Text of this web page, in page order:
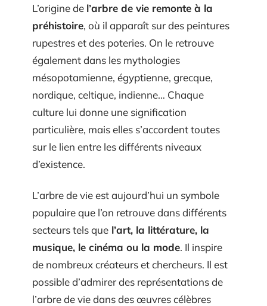
L’origine de l’arbre de vie remonte à la
préhistoire, où il apparaît sur des peintures
rupestres et des poteries. On le retrouve
également dans les mythologies
mésopotamienne, égyptienne, grecque,
nordique, celtique, indienne… Chaque
culture lui donne une signification
particulière, mais elles s’accordent toutes
sur le lien entre les différents niveaux
d’existence.
L’arbre de vie est aujourd’hui un symbole
populaire que l’on retrouve dans différents
secteurs tels que l’art, la littérature, la
musique, le cinéma ou la mode. Il inspire
de nombreux créateurs et chercheurs. Il est
possible d’admirer des représentations de
l’arbre de vie dans des œuvres célèbres